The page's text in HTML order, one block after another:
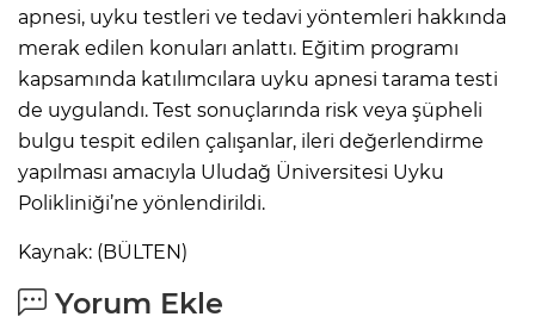
apnesi, uyku testleri ve tedavi yöntemleri hakkında
merak edilen konuları anlattı. Eğitim programı
kapsamında katılımcılara uyku apnesi tarama testi
de uygulandı. Test sonuçlarında risk veya şüpheli
bulgu tespit edilen çalışanlar, ileri değerlendirme
yapılması amacıyla Uludağ Üniversitesi Uyku
Polikliniği’ne yönlendirildi.
Kaynak: (BÜLTEN)
Yorum Ekle